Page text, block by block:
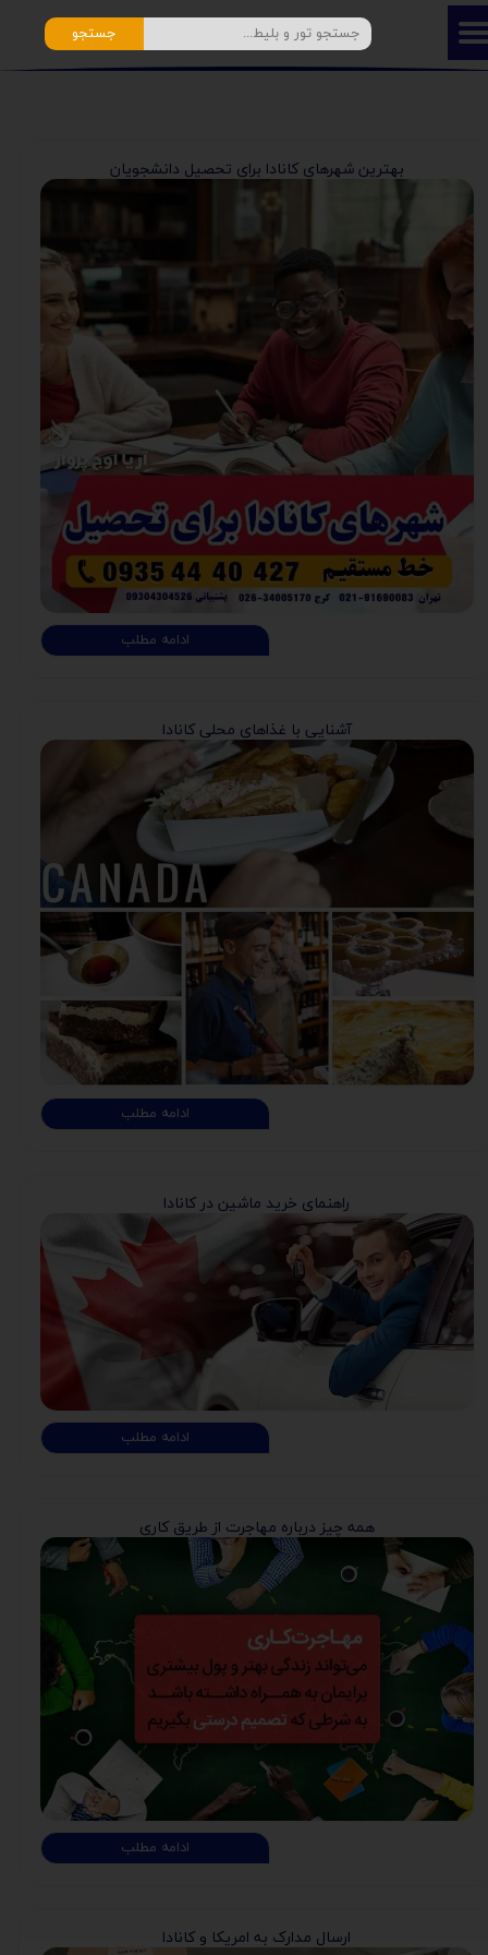
جستجو
بهترین شهرهای کانادا برای تحصیل دانشجویان
ادامه مطلب
آشنایی با غذاهای محلی کانادا
ادامه مطلب
راهنمای خرید ماشین در کانادا
ادامه مطلب
همه چیز درباره مهاجرت از طریق کاری
ادامه مطلب
ارسال مدارک به امریکا و کانادا